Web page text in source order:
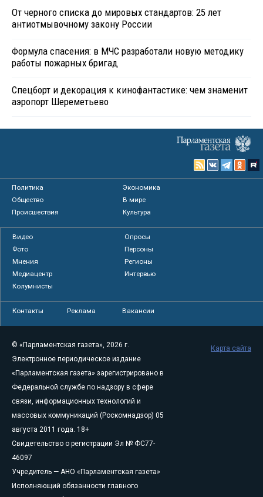
От черного списка до мировых стандартов: 25 лет
антиотмывочному закону России
Формула спасения: в МЧС разработали новую методику
работы пожарных бригад
Спецборт и декорация к кинофантастике: чем знаменит
аэропорт Шереметьево
Политика
Экономика
Общество
В мире
Происшествия
Культура
Видео
Опросы
Фото
Персоны
Мнения
Регионы
Медиацентр
Интервью
Колумнисты
Контакты Реклама Вакансии
© «Парламентская газета», 2026 г.
Электронное периодическое издание
«Парламентская газета» зарегистрировано в
Федеральной службе по надзору в сфере
связи, информационных технологий и
массовых коммуникаций (Роскомнадзор) 05
августа 2011 года. 18+
Свидетельство о регистрации Эл № ФС77-
46097
Учредитель — АНО «Парламентская газета»
Исполняющий обязанности главного
Карта сайта